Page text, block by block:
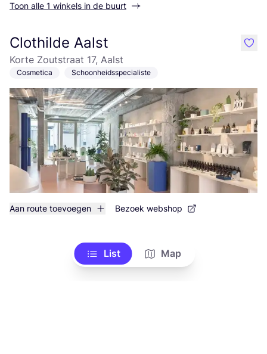
Toon alle 1 winkels in de buurt
Clothilde Aalst
Korte Zoutstraat 17, Aalst
Cosmetica Schoonheidsspecialiste
Aan route toevoegen Bezoek webshop
like
List Map